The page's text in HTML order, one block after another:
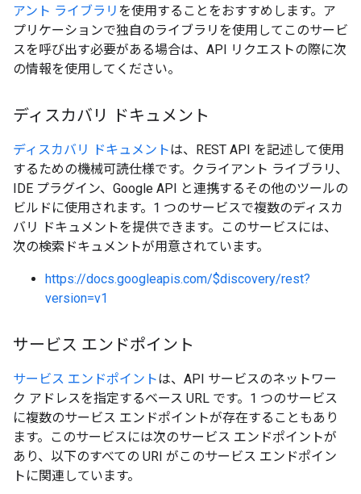
アント ライブラリ を使用することをおすすめします。ア
プリケーションで独自のライブラリを使用してこのサービ
スを呼び出す必要がある場合は、API リクエストの際に次
の情報を使用してください。
ディスカバリ ドキュメント
ディスカバリ ドキュメントは、REST API を記述して使用
するための機械可読仕様です。クライアント ライブラリ、
IDE プラグイン、Google API と連携するその他のツールの
ビルドに使用されます。1 つのサービスで複数のディスカ
バリ ドキュメントを提供できます。このサービスには、
次の検索ドキュメントが用意されています。
https://docs.googleapis.com/$discovery/rest?
version=v1
サービス エンドポイント
サービス エンドポイントは、API サービスのネットワー
ク アドレスを指定するベース URL です。1 つのサービス
に複数のサービス エンドポイントが存在することもあり
ます。このサービスには次のサービス エンドポイントが
あり、以下のすべての URI がこのサービス エンドポイン
トに関連しています。